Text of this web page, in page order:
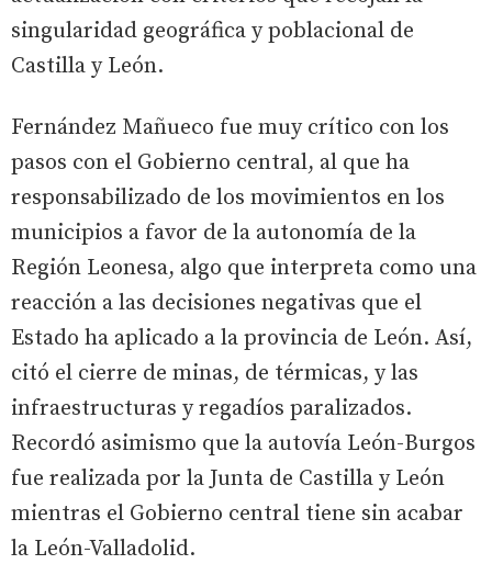
singularidad geográfica y poblacional de
Castilla y León.
Fernández Mañueco fue muy crítico con los
pasos con el Gobierno central, al que ha
responsabilizado de los movimientos en los
municipios a favor de la autonomía de la
Región Leonesa, algo que interpreta como una
reacción a las decisiones negativas que el
Estado ha aplicado a la provincia de León. Así,
citó el cierre de minas, de térmicas, y las
infraestructuras y regadíos paralizados.
Recordó asimismo que la autovía León-Burgos
fue realizada por la Junta de Castilla y León
mientras el Gobierno central tiene sin acabar
la León-Valladolid.